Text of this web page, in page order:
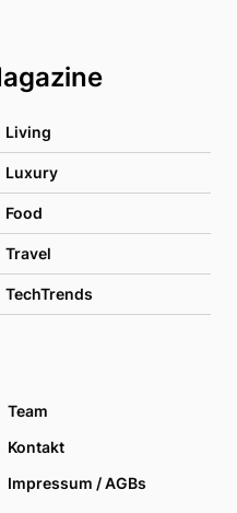
Living
Luxury
Food
Travel
TechTrends
Team
Kontakt
Impressum / AGBs